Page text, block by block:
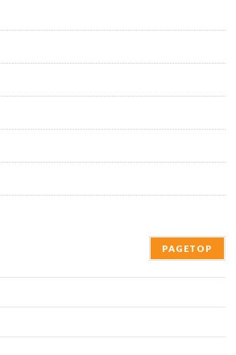
PAGETOP